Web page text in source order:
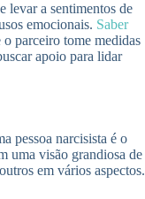
levar a sentimentos de
emocionais. Saber
parceiro tome medidas
apoio para lidar
pessoa narcisista é o
uma visão grandiosa de
em vários aspectos.